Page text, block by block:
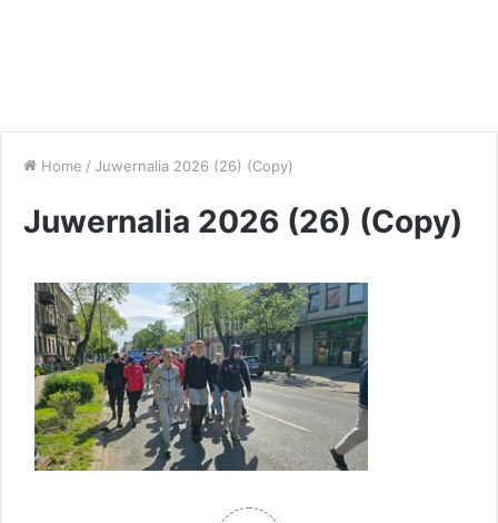
Home / Juwernalia 2026 (26) (Copy)
Juwernalia 2026 (26) (Copy)